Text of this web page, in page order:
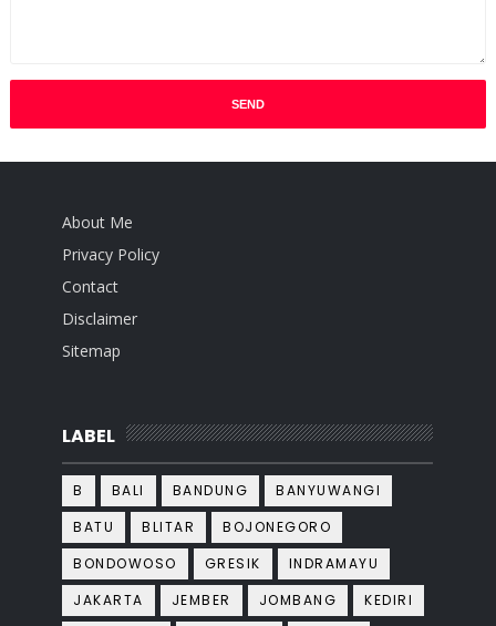
About Me
Privacy Policy
Contact
Disclaimer
Sitemap
LABEL
B BALI BANDUNG
BANYUWANGI
BATU
BLITAR
BOJONEGORO
BONDOWOSO
GRESIK
INDRAMAYU
JAKARTA
JEMBER JOMBANG
KEDIRI